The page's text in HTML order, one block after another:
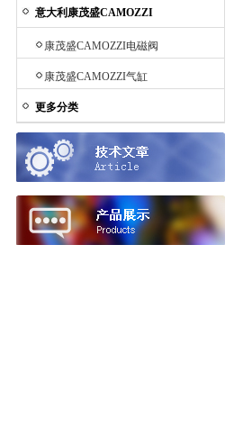
意大利康茂盛CAMOZZI
康茂盛CAMOZZI电磁阀
康茂盛CAMOZZI气缸
更多分类